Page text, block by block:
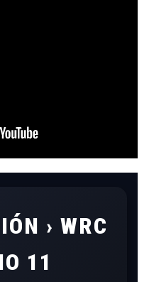
› WRC
11